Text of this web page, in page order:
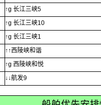
↑g 长江三峡5
↑g 长江三峡10
↑g 长江三峡1
↑↑西陵峡和谐
↑g 西陵峡和悦
↓↓航发9